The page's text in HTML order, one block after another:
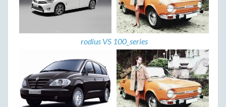
rodius VS 100_series